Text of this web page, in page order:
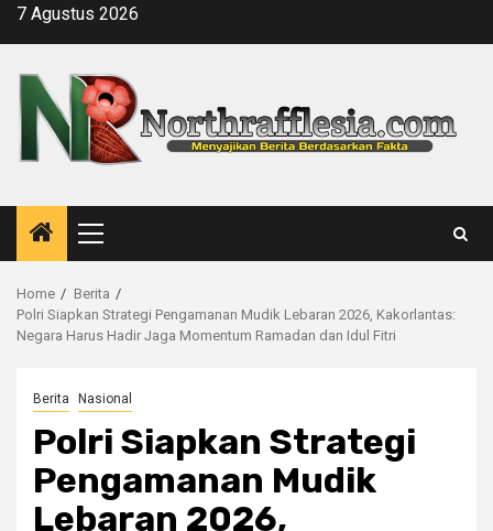
Skip7 Agustus 2026
Primary
Menu
Home
Berita
Polri Siapkan Strategi Pengamanan Mudik Lebaran 2026, Kakorlantas:
Negara Harus Hadir Jaga Momentum Ramadan dan Idul Fitri
Berita Nasional
Polri Siapkan Strategi
Pengamanan Mudik
Lebaran 2026,